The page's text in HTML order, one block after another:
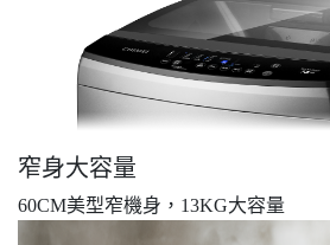
窄身大容量
60CM美型窄機身，13KG大容量